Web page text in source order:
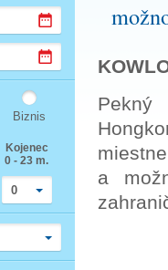
Biznis
Kojenec
0 - 23 m.
0
a